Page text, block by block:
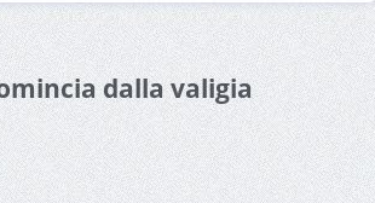
dalla valigia